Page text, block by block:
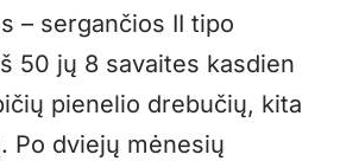
– sergančios II tipo
50 jų 8 savaites kasdien
pienelio drebučių, kita
Po dviejų mėnesių